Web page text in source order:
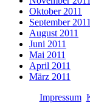
Oktober 2011
September 2011
August 2011
Juni 2011
Mai 2011
April 2011
März 2011
Impressum